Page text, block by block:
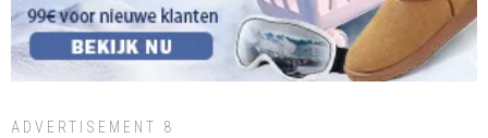
ADVERTISEMENT 8